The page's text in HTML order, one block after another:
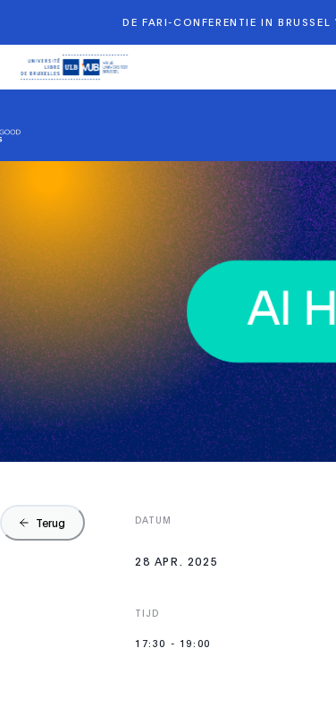
DE FARI-CONFERENTIE IN
Terug DATUM
28 APR. 2025
TIJD
17:30 - 19:00